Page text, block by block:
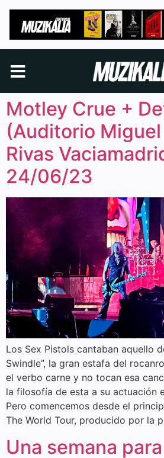
Motley Crue +
(Auditorio Miguel
Rivas
24/06/23
Los Sex Pistols cantaban aquello
Swindle”, la gran estafa del
el verbo carne y no tocan esa
la filosofía de esta a su actuación
Pero comencemos desde el
The World Tour, producido por la
Una semana